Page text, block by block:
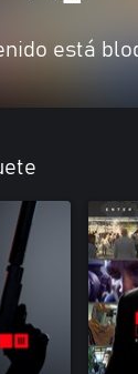
está